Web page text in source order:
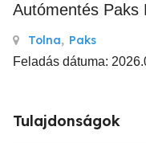
Autómentés
Tolna, Paks
Feladás dátuma:
Tulajdonságok